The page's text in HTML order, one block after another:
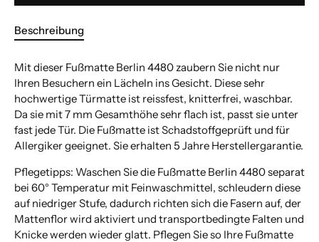
Beschreibung
Mit dieser Fußmatte Berlin 4480 zaubern Sie nicht nur
Ihren Besuchern ein Lächeln ins Gesicht. Diese sehr
hochwertige Türmatte ist reissfest, knitterfrei, waschbar.
Da sie mit 7 mm Gesamthöhe sehr flach ist, passt sie unter
fast jede Tür. Die Fußmatte ist Schadstoffgeprüft und für
Allergiker geeignet. Sie erhalten 5 Jahre Herstellergarantie.
Pflegetipps: Waschen Sie die Fußmatte Berlin 4480 separat
bei 60° Temperatur mit Feinwaschmittel, schleudern diese
auf niedriger Stufe, dadurch richten sich die Fasern auf, der
Mattenflor wird aktiviert und transportbedingte Falten und
Knicke werden wieder glatt. Pflegen Sie so Ihre Fußmatte